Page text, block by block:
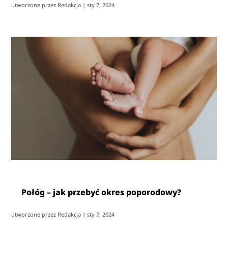
utworzone przez Redakcja |sty 7, 2024
Połóg – jak przebyć okres poporodowy?
utworzone przez Redakcja |sty 7, 2024